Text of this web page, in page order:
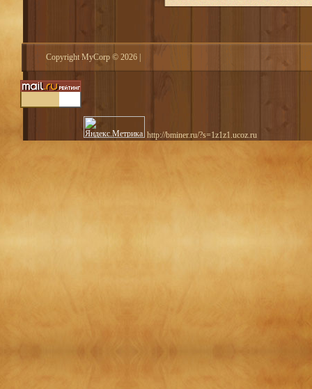
Copyright MyCorp © 2026
http://bminer.ru/?s=1z1z1.ucoz.ru